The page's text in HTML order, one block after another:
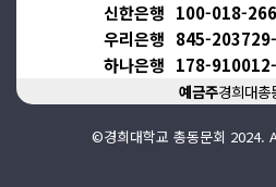
신한은행 100-018-
우리은행 845-
하나은행 178-
예금주경희대총
©경희대학교 총동문회